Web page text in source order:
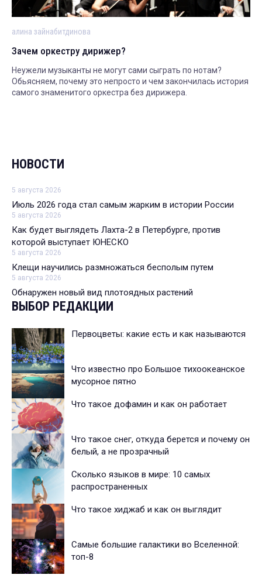
алина зайнабитдинова
Зачем оркестру дирижер?
Неужели музыканты не могут сами сыграть по нотам?
Обьясняем, почему это непросто и чем закончилась история
самого знаменитого оркестра без дирижера.
НОВОСТИ
5 августа 2026
Июль 2026 года стал самым жарким в истории России
5 августа 2026
Как будет выглядеть Лахта-2 в Петербурге, против
которой выступает ЮНЕСКО
5 августа 2026
Клещи научились размножаться бесполым путем
5 августа 2026
Обнаружен новый вид плотоядных растений
ВЫБОР РЕДАКЦИИ
Первоцветы: какие есть и как называются
Что известно про Большое тихоокеанское
мусорное пятно
Что такое дофамин и как он работает
Что такое снег, откуда берется и почему он
белый, а не прозрачный
Сколько языков в мире: 10 самых
распространенных
Что такое хиджаб и как он выглядит
Самые большие галактики во Вселенной:
топ-8